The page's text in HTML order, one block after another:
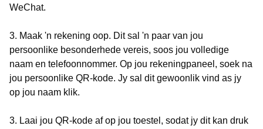
WeChat.
3. Maak 'n rekening oop. Dit sal 'n paar van jou
persoonlike besonderhede vereis, soos jou volledige
naam en telefoonnommer. Op jou rekeningpaneel, soek na
jou persoonlike QR-kode. Jy sal dit gewoonlik vind as jy
op jou naam klik.
3. Laai jou QR-kode af op jou toestel, sodat jy dit kan druk